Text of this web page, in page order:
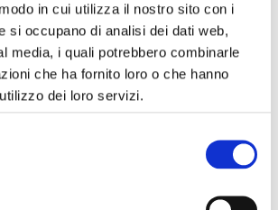
in cui utilizza il nostro sito con i
si occupano di analisi dei dati web,
media, i quali potrebbero combinarle
che ha fornito loro o che hanno
dei loro servizi.
– CONFERENCE